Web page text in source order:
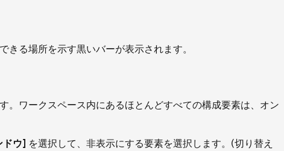
る場所を示す黒いバーが表示されます。
。ワークスペース内にあるほとんどすべての構成要素は、オン
ドウ] を選択して、非表示にする要素を選択します。(切り替え